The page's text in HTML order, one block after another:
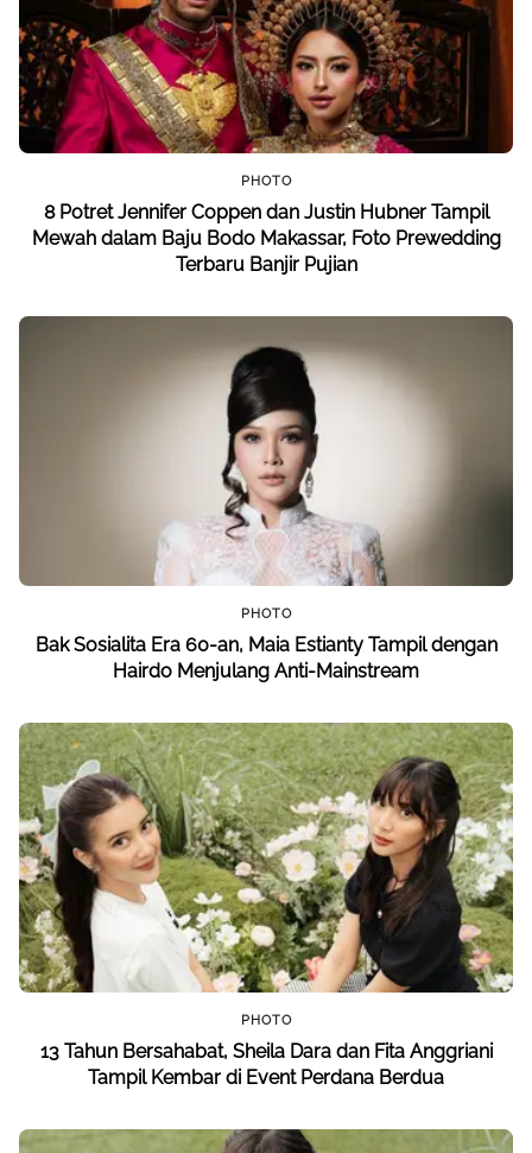
PHOTO
8 Potret Jennifer Coppen dan Justin Hubner Tampil
Mewah dalam Baju Bodo Makassar, Foto Prewedding
Terbaru Banjir Pujian
PHOTO
Bak Sosialita Era 60-an, Maia Estianty Tampil dengan
Hairdo Menjulang Anti-Mainstream
PHOTO
13 Tahun Bersahabat, Sheila Dara dan Fita Anggriani
Tampil Kembar di Event Perdana Berdua